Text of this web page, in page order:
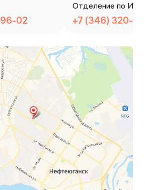
02
Отделение по ИАЗ
+7 (346) 320-